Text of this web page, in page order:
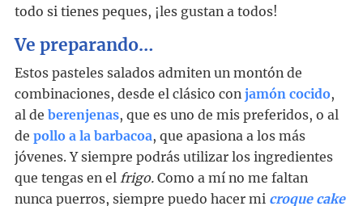
todo si tienes peques, ¡les gustan a todos!
Ve preparando…
Estos pasteles salados admiten un montón de
combinaciones, desde el clásico con jamón cocido,
al de berenjenas, que es uno de mis preferidos, o al
de pollo a la barbacoa, que apasiona a los más
jóvenes. Y siempre podrás utilizar los ingredientes
que tengas en el frigo.Como a mí no me faltan
nunca puerros, siempre puedo hacer mi croque cake